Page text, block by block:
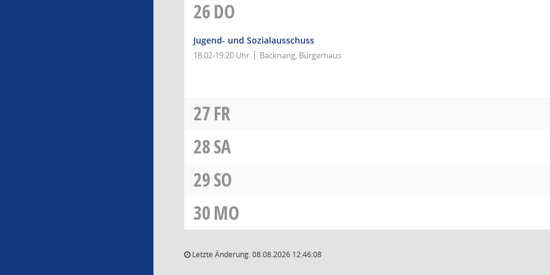
26DO
Jugend- und Sozialausschuss
18:02-19:20 Uhr Backnang, Bürgerhaus
27FR
28SA
29SO
30MO
Letzte Änderung: 08.08.2026 12:46:08